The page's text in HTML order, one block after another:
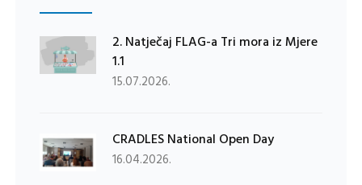
2. Natječaj FLAG-a Tri mora iz Mjere
1.1
15.07.2026.
CRADLES National Open Day
16.04.2026.